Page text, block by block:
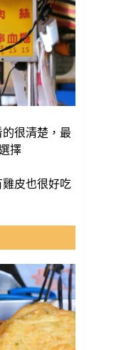
很清楚，最
擇
皮也很好吃